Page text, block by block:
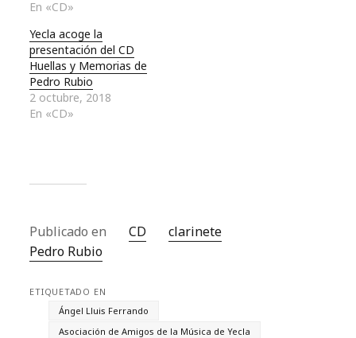
En «CD»
Yecla acoge la
presentación del CD
Huellas y Memorias de
Pedro Rubio
2 octubre, 2018
En «CD»
Publicado en CD
clarinete
Pedro Rubio
ETIQUETADO EN
Ángel Lluis Ferrando
Asociación de Amigos de la Música de Yecla